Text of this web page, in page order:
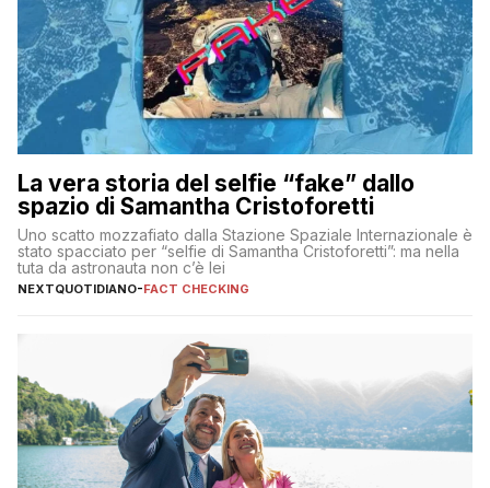
La vera storia del selfie “fake” dallo
spazio di Samantha Cristoforetti
Uno scatto mozzafiato dalla Stazione Spaziale Internazionale è
stato spacciato per “selfie di Samantha Cristoforetti”: ma nella
tuta da astronauta non c’è lei
NEXTQUOTIDIANO-FACT CHECKING